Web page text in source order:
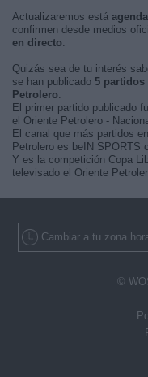
Actualizaremos está
confirmen desde medios
en directo.
Quizás sea de tu interés
se han publicado 5 partidos
Petrolero.
El primer partido publicado
el Oriente Petrolero -
El canal que más partidos
Petrolero es beIN SPORTS
Y es la competición Copa
televisado el Oriente
Cambiar a tu zona
©